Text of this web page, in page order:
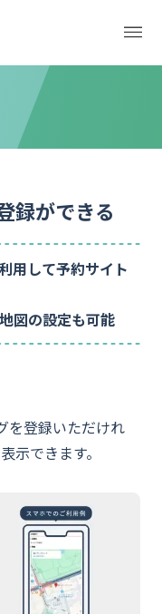
導入事例
デモサイト
お役立ち情報
録ができる
用して予約サイト
図の設定も可能
を登録いただけれ
示できます。